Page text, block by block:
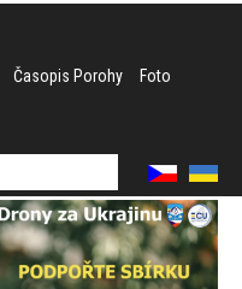
Časopis Porohy Foto